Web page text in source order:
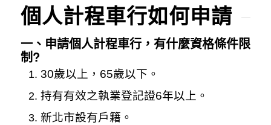
個人計程車行如何申請
一、申請個人計程車行，有什麼資格條件限
制?
30歲以上，65歲以下。
持有有效之執業登記證6年以上。
新北市設有戶籍。